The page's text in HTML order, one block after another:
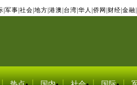
军事 社会 地方 港澳 台湾 华人 侨网 财经 金融